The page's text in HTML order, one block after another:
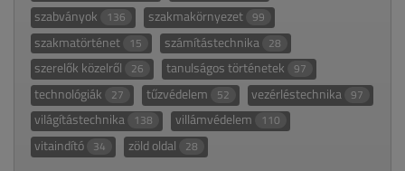
szabványok 136 szakmakörnyezet 99
szakmatörténet 15 számítástechnika 28
szerelők közelről 26 tanulságos történetek 97
technológiák 27 tűzvédelem 52 vezérléstechnika 97
világítástechnika 138 villámvédelem 110
vitaindító 34 zöld oldal 28